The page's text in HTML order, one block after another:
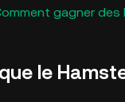
gagner des
le